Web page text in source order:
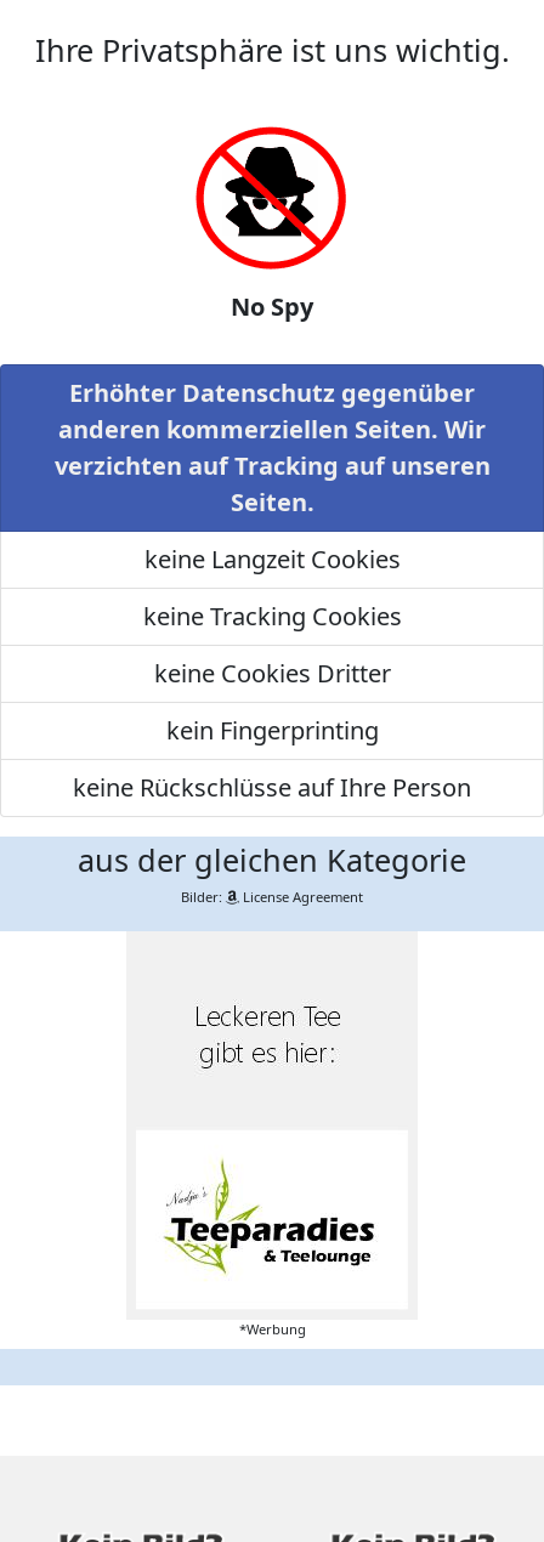
Ihre Privatsphäre ist uns wichtig.
No Spy
Erhöhter Datenschutz gegenüber
anderen kommerziellen Seiten. Wir
verzichten auf Tracking auf unseren
Seiten.
keine Langzeit Cookies
keine Tracking Cookies
keine Cookies Dritter
kein Fingerprinting
keine Rückschlüsse auf Ihre Person
aus der gleichen Kategorie
Bilder: License Agreement
*Werbung